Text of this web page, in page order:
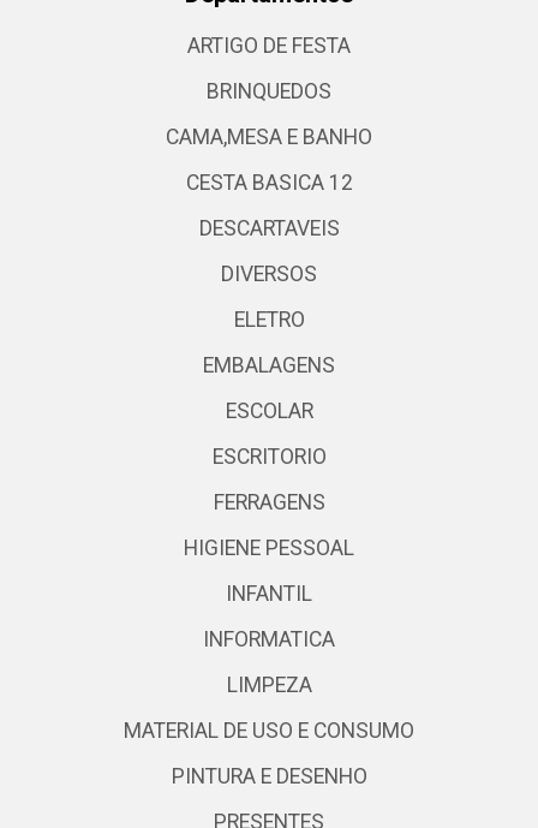
ARTIGO DE FESTA
BRINQUEDOS
CAMA,MESA E BANHO
CESTA BASICA 12
DESCARTAVEIS
DIVERSOS
ELETRO
EMBALAGENS
ESCOLAR
ESCRITORIO
FERRAGENS
HIGIENE PESSOAL
INFANTIL
INFORMATICA
LIMPEZA
MATERIAL DE USO E CONSUMO
PINTURA E DESENHO
PRESENTES